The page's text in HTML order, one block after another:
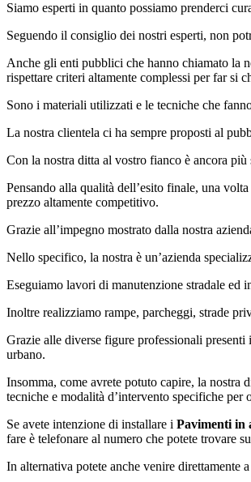
Siamo esperti in quanto possiamo prenderci
Seguendo il consiglio dei nostri esperti, non
Anche gli enti pubblici che hanno chiamato la
rispettare criteri altamente complessi per far si
Sono i materiali utilizzati e le tecniche che
La nostra clientela ci ha sempre proposti al
Con la nostra ditta al vostro fianco è ancora
Pensando alla qualità dell’esito finale, una
prezzo altamente competitivo.
Grazie all’impegno mostrato dalla nostra
Nello specifico, la nostra è un’azienda
Eseguiamo lavori di manutenzione stradale ed
Inoltre realizziamo rampe, parcheggi, strade
Grazie alle diverse figure professionali
urbano.
Insomma, come avrete potuto capire, la nostra
tecniche e modalità d’intervento specifiche per
Se avete intenzione di installare i Pavimenti in
fare è telefonare al numero che potete trovare
In alternativa potete anche venire direttamente